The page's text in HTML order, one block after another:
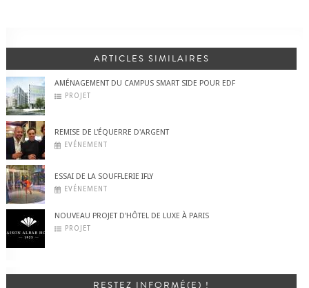
ARTICLES SIMILAIRES
AMÉNAGEMENT DU CAMPUS SMART SIDE POUR EDF
PROJET
REMISE DE L'ÉQUERRE D'ARGENT
EVÉNEMENT
ESSAI DE LA SOUFFLERIE IFLY
EVÉNEMENT
NOUVEAU PROJET D'HÔTEL DE LUXE À PARIS
PROJET
RESTEZ INFORMÉ(E) !